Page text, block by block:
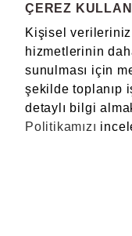
ÇEREZ
Kişisel
hizmetlerinin
sunulması için
şekilde toplanıp
detaylı bilgi
Politikamızı